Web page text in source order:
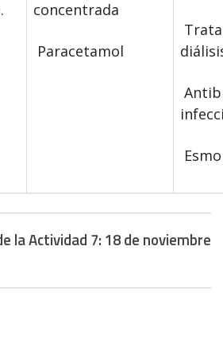
concentrada
Paracetamol
la Actividad 7: 18 de noviembre